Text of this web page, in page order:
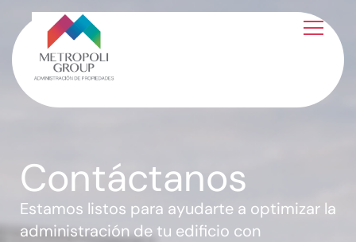
Contáctanos
Estamos listos para ayudarte a optimizar la
administración de tu edificio con